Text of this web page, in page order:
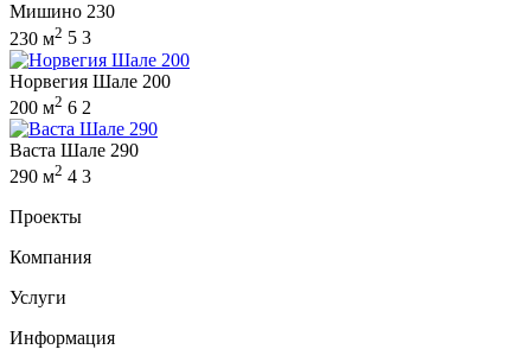
Мишино 230
230 м2 5 3
Норвегия Шале 200
200 м2 6 2
Васта Шале 290
290 м2 4 3
Проекты
Компания
Услуги
Информация